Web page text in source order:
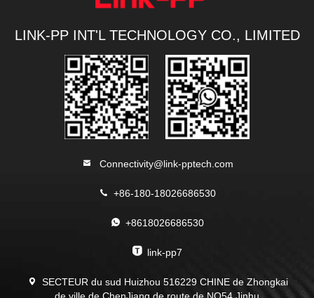
LINK-PP INT'L TECHNOLOGY CO., LIMITED
Connectivity@link-pptech.com
+86-180-18026686530
+8618026686530
link-pp7
SECTEUR du sud Huizhou 516229 CHINE de Zhongkai